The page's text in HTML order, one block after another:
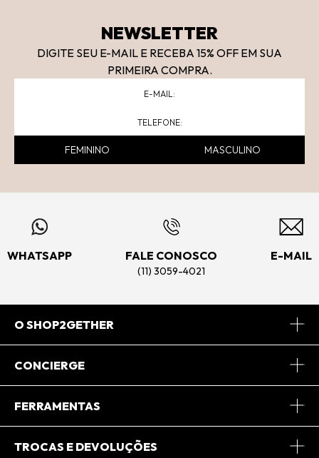
NEWSLETTER
DIGITE SEU E-MAIL E RECEBA 15% OFF EM SUA
PRIMEIRA COMPRA.
FEMININO MASCULINO
WHATSAPP FALE CONOSCO
(11) 3059-4021
E-MAIL
O SHOP2GETHER
Sobre Nós
CONCIERGE
Central de Relacionamento
FERRAMENTAS
Minha Conta
TROCAS E DEVOLUÇÕES